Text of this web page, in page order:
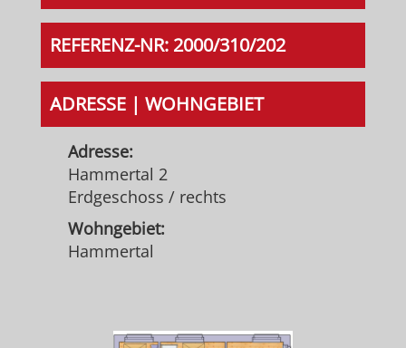
REFERENZ-NR: 2000/310/202
ADRESSE | WOHNGEBIET
Adresse:
Hammertal 2
Erdgeschoss / rechts
Wohngebiet:
Hammertal